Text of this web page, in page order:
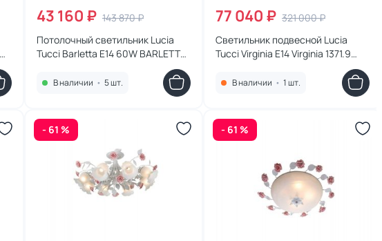
43 160 ₽ 143 870 ₽
Потолочный светильник Lucia
Tucci Barletta E14 60W BARLETTA
В наличии • 5 шт.
77 040 ₽ 321 000 ₽
Светильник подвесной Lucia
Tucci Virginia E14 Virginia 1371.9
В наличии • 1 шт.
- 61 % - 61 %